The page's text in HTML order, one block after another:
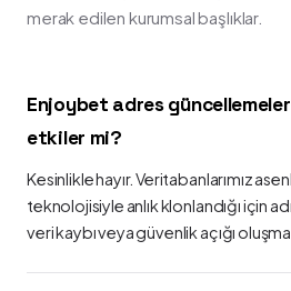
merak edilen kurumsal başlıklar.
Enjoybet adres
etkiler mi?
Kesinlikle hayır. Veritabanlarımız
teknolojisiyle anlık klonlandığı için
veri kaybı veya güvenlik açığı